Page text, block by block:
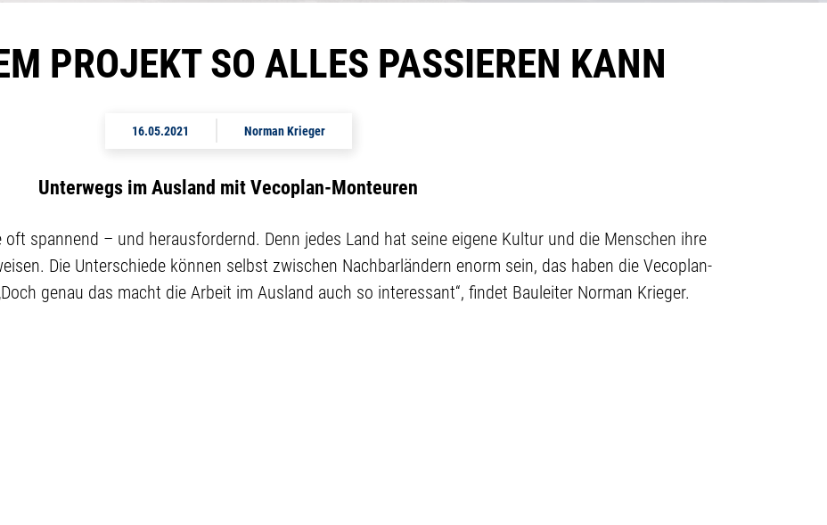
PROJEKT SO ALLES PASSIEREN KANN
16.05.2021 Norman Krieger
Unterwegs im Ausland mit Vecoplan-Monteuren
spannend – und herausfordernd. Denn jedes Land hat seine eigene Kultur und die Menschen ihre
Die Unterschiede können selbst zwischen Nachbarländern enorm sein, das haben die Vecoplan-
genau das macht die Arbeit im Ausland auch so interessant“, findet Bauleiter Norman Krieger.